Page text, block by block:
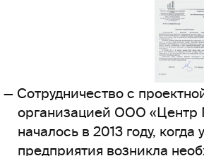
Сотрудничество с
организацией ООО
началось в 2013 году, когда
предприятия возникла